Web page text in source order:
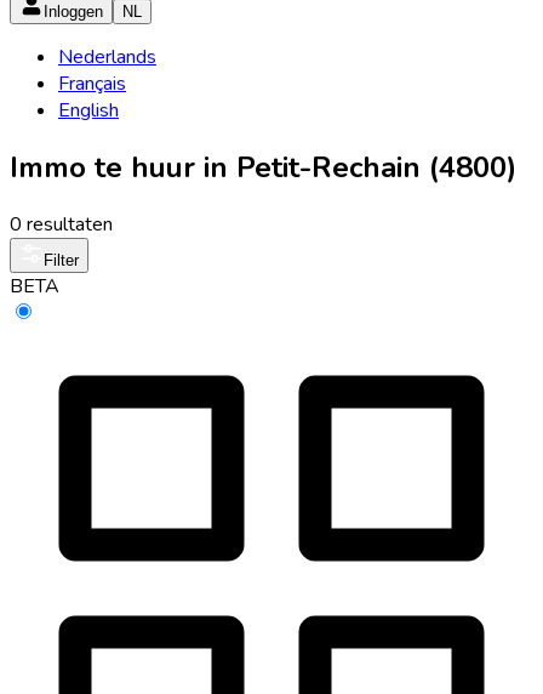
Inloggen NL
Nederlands
Français
English
Immo te huur in Petit-Rechain (4800)
0 resultaten
Filter
BETA